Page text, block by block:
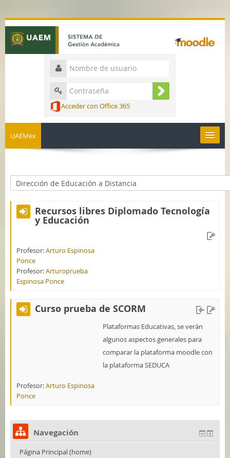
Acceder con Office 365
UAEMex
Recursos libres Diplomado Tecnología
y Educación
Profesor:Arturo Espinosa
Ponce
Profesor:Arturoprueba
Espinosa Ponce
Curso prueba de SCORM
Plataformas Educativas, se verán
algunos aspectos generales para
comparar la plataforma moodle con
la plataforma SEDUCA
Profesor:Arturo Espinosa
Ponce
Navegación
Página Principal (home)